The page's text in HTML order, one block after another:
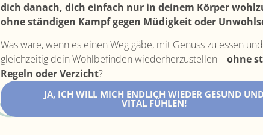
dich danach, dich einfach nur in deinem Körper
ohne ständigen Kampf gegen Müdigkeit oder
Was wäre, wenn es einen Weg gäbe, mit Genuss zu essen und
gleichzeitig dein Wohlbefinden wiederherzustellen –ohne
Regeln oder Verzicht?
JA, ICH WILL MICH ENDLICH WIEDER GESUND
VITAL FÜHLEN!